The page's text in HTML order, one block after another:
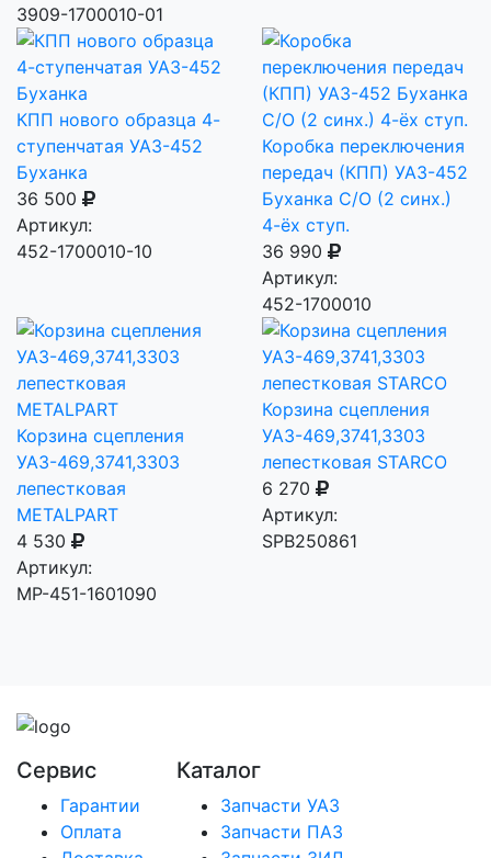
3909-1700010-01
КПП нового образца 4-
ступенчатая УАЗ-452
Буханка
36 500
Артикул:
452-1700010-10
Коробка переключения
передач (КПП) УАЗ-452
Буханка С/О (2 синх.)
4-ёх ступ.
36 990
Артикул:
452-1700010
Корзина сцепления
УАЗ-469,3741,3303
лепестковая
METALPART
4 530
Артикул:
MP-451-1601090
Корзина сцепления
УАЗ-469,3741,3303
лепестковая STARCO
6 270
Артикул:
SPB250861
Сервис
Гарантии
Оплата
Каталог
Запчасти УАЗ
Запчасти ПАЗ